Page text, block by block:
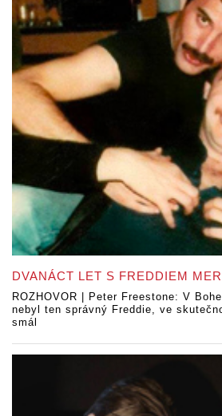
DVANÁCT LET S FREDDIEM
ROZHOVOR | Peter Freestone: V
nebyl ten správný Freddie, ve
smál